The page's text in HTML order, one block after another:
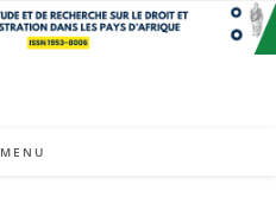
MENU